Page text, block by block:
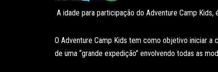
A idade para participação do Adventure Camp
O Adventure Camp Kids tem como objetivo iniciar
de uma “grande expedição” envolvendo todas as